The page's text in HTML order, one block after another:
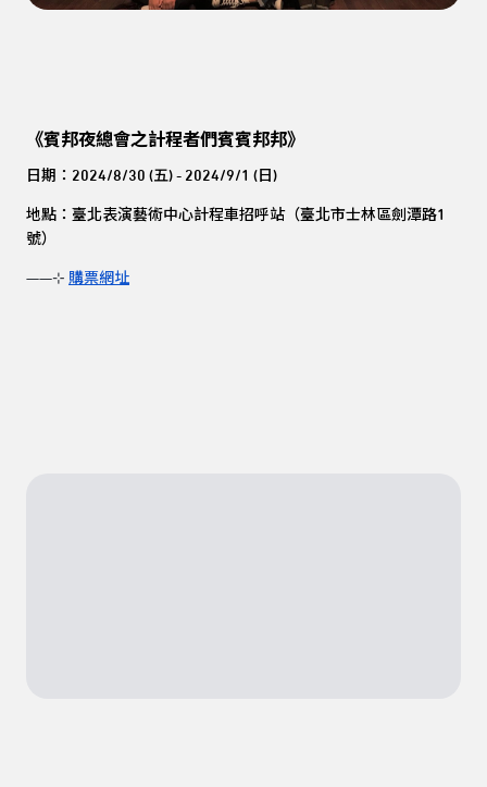
《賓邦夜總會之計程者們賓賓邦邦》
日期：2024/8/30 (五) - 2024/9/1 (日)
地點：臺北表演藝術中心計程車招呼站（臺北市士林區劍潭路1
號）
——⊹ 購票網址